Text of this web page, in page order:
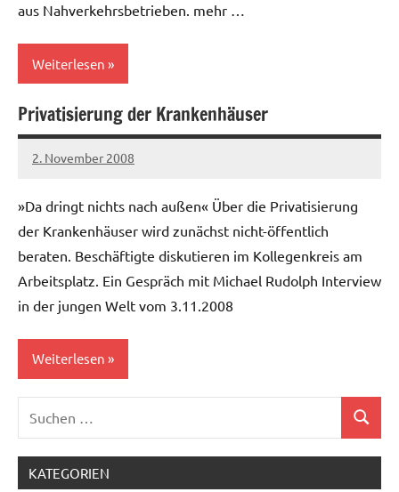
aus Nahverkehrsbetrieben. mehr …
Weiterlesen
Allgemein
Privatisierung der Krankenhäuser
2. November 2008
Ilja
»Da dringt nichts nach außen« Über die Privatisierung
der Krankenhäuser wird zunächst nicht-öffentlich
beraten. Beschäftigte diskutieren im Kollegenkreis am
Arbeitsplatz. Ein Gespräch mit Michael Rudolph Interview
in der jungen Welt vom 3.11.2008
Weiterlesen
Allgemein
Suchen
KATEGORIEN